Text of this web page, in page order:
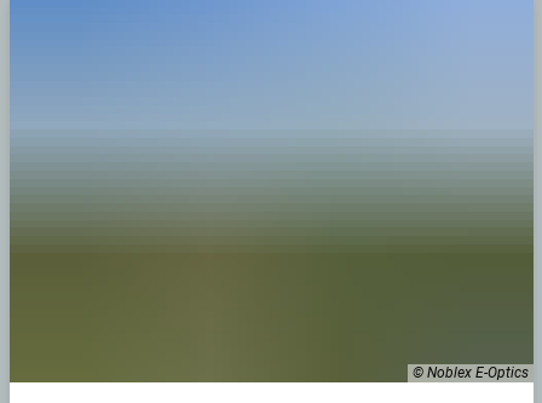
© Noblex E-Optics